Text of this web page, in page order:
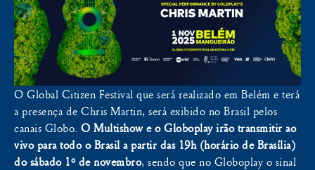
O Global Citizen Festival que será realizado em Belém e terá
a presença de Chris Martin, será exibido no Brasil pelos
canais Globo. O Multishow e o Globoplay irão transmitir ao
vivo para todo o Brasil a partir das 19h (horário de Brasília)
do sábado 1º de novembro, sendo que no Globoplay o sinal